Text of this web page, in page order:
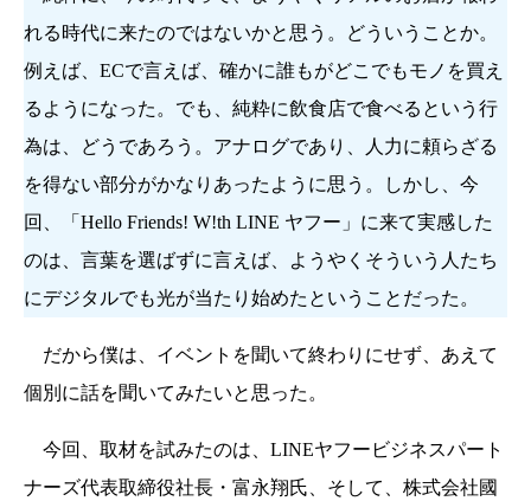
れる時代に来たのではないかと思う。どういうことか。
例えば、ECで言えば、確かに誰もがどこでもモノを買え
るようになった。でも、純粋に飲食店で食べるという行
為は、どうであろう。アナログであり、人力に頼らざる
を得ない部分がかなりあったように思う。しかし、今
回、「Hello Friends! W!th LINE ヤフー」に来て実感した
のは、言葉を選ばずに言えば、ようやくそういう人たち
にデジタルでも光が当たり始めたということだった。
だから僕は、イベントを聞いて終わりにせず、あえて
個別に話を聞いてみたいと思った。
今回、取材を試みたのは、LINEヤフービジネスパート
ナーズ代表取締役社長・富永翔氏、そして、株式会社國